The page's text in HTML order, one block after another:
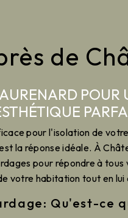
de
POUR
pour l'isolation de
la réponse idéale. À
pour répondre à
votre habitation tout en
Qu'est-ce